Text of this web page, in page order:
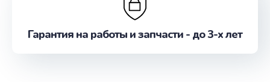
Гарантия на работы и запчасти - до 3-х лет